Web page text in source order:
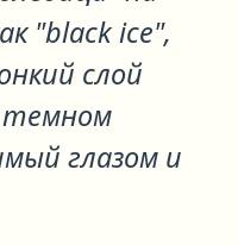
"black ice",
слой
темном
глазом и